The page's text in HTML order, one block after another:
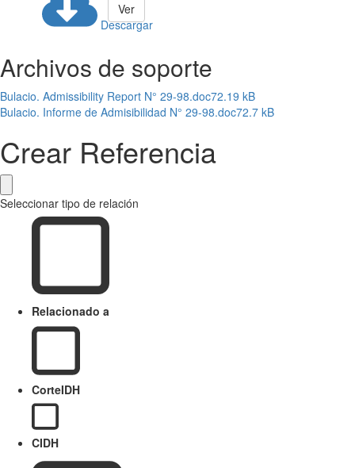
Descargar
Ver
Archivos de soporte
Bulacio. Admissibility Report N° 29-98.doc72.19 kB
Bulacio. Informe de Admisibilidad N° 29-98.doc72.7 kB
Crear Referencia
Seleccionar tipo de relación
Relacionado a
CorteIDH
CIDH